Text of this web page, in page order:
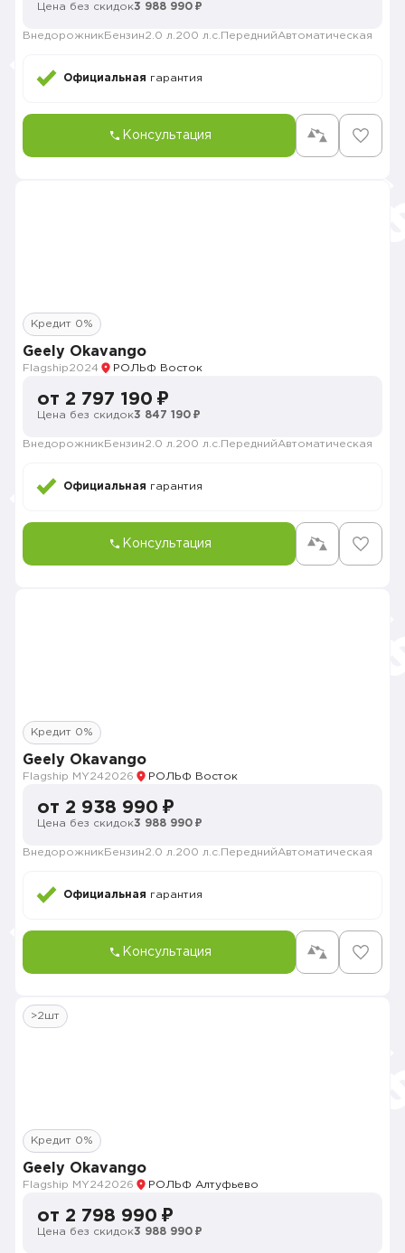
Цена без скидок3 988 990 ₽
Внедорожник Бензин2.0 л. 200 л.с. ПереднийАвтоматическая
Официальная гарантия
Консультация
Кредит 0%
Geely Okavango
Flagship2024 РОЛЬФ Восток
от 2 797 190 ₽
Цена без скидок3 847 190 ₽
Внедорожник Бензин2.0 л. 200 л.с. ПереднийАвтоматическая
Официальная гарантия
Консультация
Кредит 0%
Geely Okavango
Flagship MY242026 РОЛЬФ Восток
от 2 938 990 ₽
Цена без скидок3 988 990 ₽
Внедорожник Бензин2.0 л. 200 л.с. ПереднийАвтоматическая
Официальная гарантия
Консультация
>2шт
Кредит 0%
Geely Okavango
Flagship MY242026 РОЛЬФ Алтуфьево
от 2 798 990 ₽
Цена без скидок3 988 990 ₽